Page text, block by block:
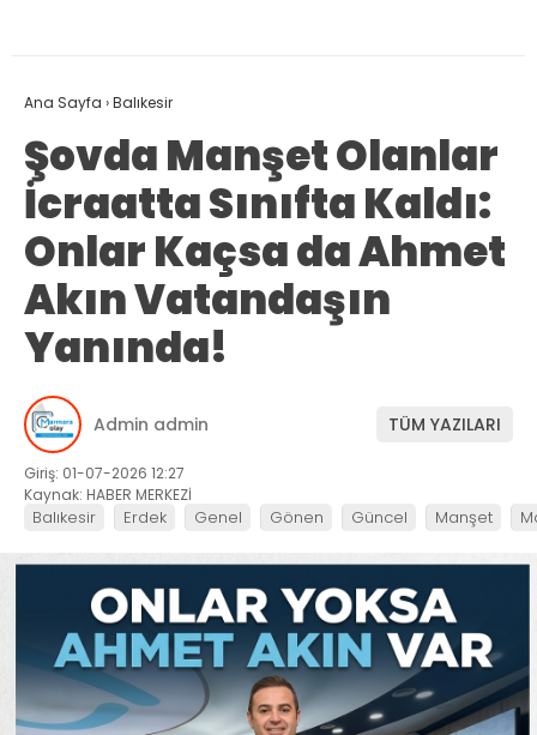
Ana Sayfa ›Balıkesir
Şovda Manşet Olanlar
İcraatta Sınıfta Kaldı:
Onlar Kaçsa da Ahmet
Akın Vatandaşın
Yanında!
Admin admin TÜM YAZILARI
Giriş: 01-07-2026 12:27
Kaynak: HABER MERKEZİ
Balıkesir Erdek Genel Gönen Güncel Manşet